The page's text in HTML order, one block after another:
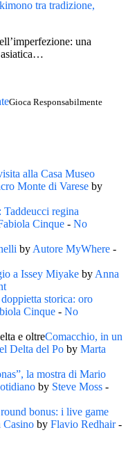
una
asiatica…
Gioca Responsabilmente
alla Casa Museo
Monte di Varese by
regina
Cinque - No
by Autore MyWhere -
a Issey Miyake by Anna
storica: oro
Cinque - No
Comacchio, in un
Delta del Po by Marta
la mostra di Mario
by Steve Moss -
bonus: i live game
Casino by Flavio Redhair-